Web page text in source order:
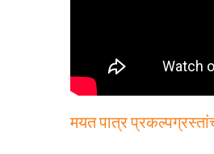
मयत पात्र